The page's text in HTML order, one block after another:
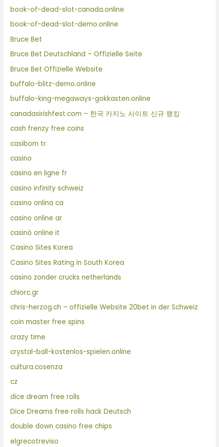
book-of-dead-slot-canada.online
book-of-dead-slot-demo.online
Bruce Bet
Bruce Bet Deutschland – Offizielle Seite
Bruce Bet Offizielle Website
buffalo-blitz-demo.online
buffalo-king-megaways-gokkasten.online
canadasirishfest.com – 한국 카지노 사이트 신규 랭킹
cash frenzy free coins
casibom tr
casino
casino en ligne fr
casino infinity schweiz
casino onlina ca
casino online ar
casinò online it
Casino Sites Korea
Casino Sites Rating in South Korea
casino zonder crucks netherlands
chiorc.gr
chris-herzog.ch – offizielle Website 20bet in der Schweiz
coin master free spins
crazy time
crystal-ball-kostenlos-spielen.online
cultura.cosenza
cz
dice dream free rolls
Dice Dreams free rolls hack Deutsch
double down casino free chips
elgrecotreviso